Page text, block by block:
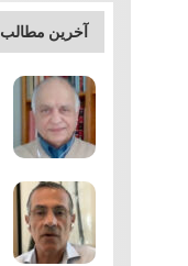
آخرین مطالب